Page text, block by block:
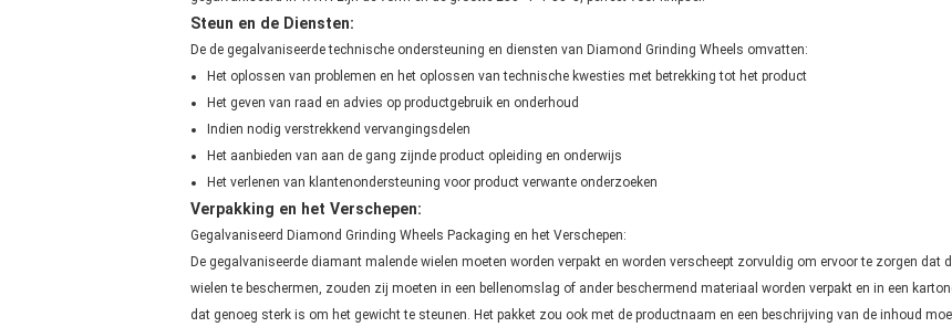
Steun en de Diensten:
De de gegalvaniseerde technische ondersteuning en diensten van Diamond Grinding Wheels omvatten:
Het oplossen van problemen en het oplossen van technische kwesties met betrekking tot het product
Het geven van raad en advies op productgebruik en onderhoud
Indien nodig verstrekkend vervangingsdelen
Het aanbieden van aan de gang zijnde product opleiding en onderwijs
Het verlenen van klantenondersteuning voor product verwante onderzoeken
Verpakking en het Verschepen:
Gegalvaniseerd Diamond Grinding Wheels Packaging en het Verschepen:
De gegalvaniseerde diamant malende wielen moeten worden verpakt en worden verscheept zorvuldig om ervoor te zorgen dat
wielen te beschermen, zouden zij moeten in een bellenomslag of ander beschermend materiaal worden verpakt en in een
dat genoeg sterk is om het gewicht te steunen. Het pakket zou ook met de productnaam en een beschrijving van de inhoud